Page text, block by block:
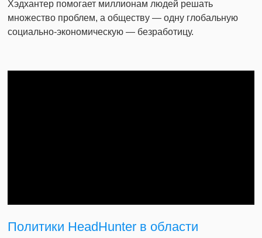
Хэдхантер помогает миллионам людей решать
множество проблем, а обществу — одну глобальную
социально-экономическую — безработицу.
Политики HeadHunter в области